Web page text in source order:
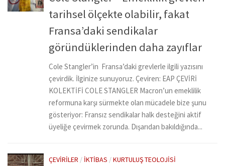
tarihsel ölçekte olabilir, fakat
Fransa’daki sendikalar
göründüklerinden daha zayıflar
Cole Stangler’in Fransa’daki grevlerle ilgili yazısını
çevirdik. İlginize sunuyoruz. Çeviren: EAP ÇEVİRİ
KOLEKTİFİ COLE STANGLER Macron’un emeklilik
reformuna karşı sürmekte olan mücadele bize şunu
gösteriyor: Fransız sendikalar halk desteğini aktif
üyeliğe çevirmek zorunda. Dışarıdan bakıldığında...
ÇEVIRILER / İKTIBAS /KURTULUŞ TEOLOJISI